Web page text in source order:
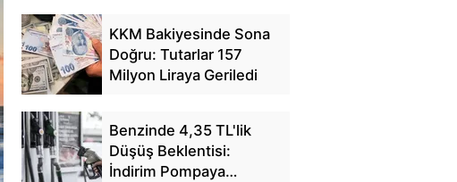
KKM Bakiyesinde Sona
Doğru: Tutarlar 157
Milyon Liraya Geriledi
Benzinde 4,35 TL'lik
Düşüş Beklentisi:
İndirim Pompaya